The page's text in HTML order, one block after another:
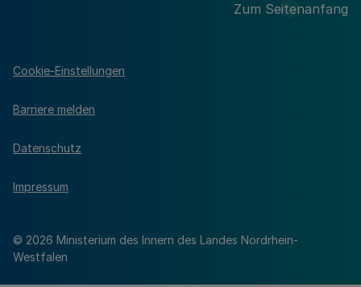
Zum Seitenanfang
© 2026 Ministerium des Innern des Landes Nordrhein-
Westfalen
Cookie-Einstellungen
Barriere melden
Datenschutz
Impressum